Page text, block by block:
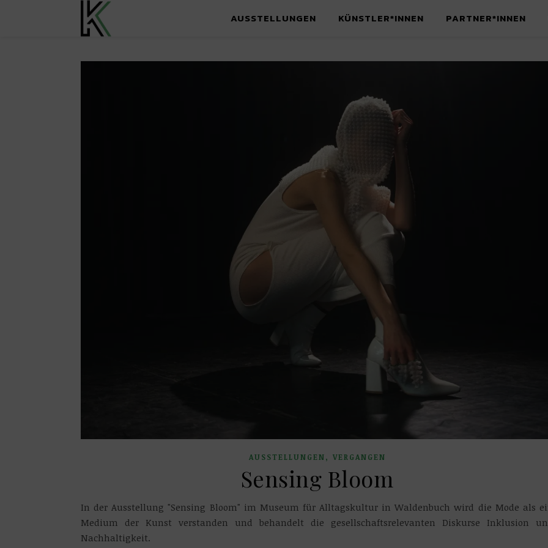
AUSSTELLUNGEN KÜNSTLER*INNEN PARTNER*INNEN
AUSSTELLUNGEN, VERGANGEN
Sensing Bloom
In der Ausstellung "Sensing Bloom" im Museum für Alltagskultur in Waldenbuch wird die Mode als
Medium der Kunst verstanden und behandelt die gesellschaftsrelevanten Diskurse Inklusion
Nachhaltigkeit.